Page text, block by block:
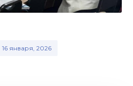
16 января, 2026